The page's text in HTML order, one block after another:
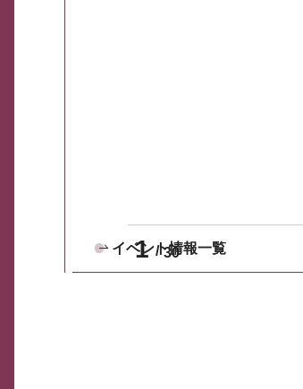
1 30
イベント情報一覧